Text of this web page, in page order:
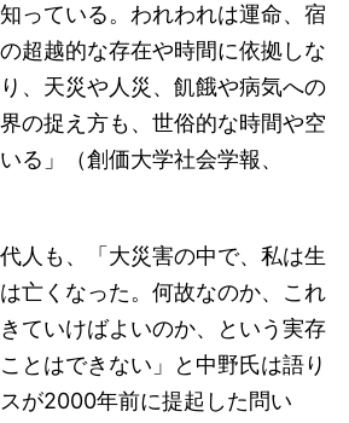
っている。われわれは運命、宿
超越的な存在や時間に依拠しな
、天災や人災、飢餓や病気への
の捉え方も、世俗的な時間や空
る」（創価大学社会学報、
人も、「大災害の中で、私は生
亡くなった。何故なのか、これ
ていけばよいのか、という実存
とはできない」と中野氏は語り
が2000年前に提起した問い